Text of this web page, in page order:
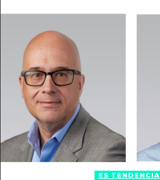
ES TENDENCIA